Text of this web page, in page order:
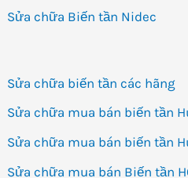
Sửa chữa Biến tần Nidec
Sửa chữa biến tần các hãng
Sửa chữa mua bán biến tần
Sửa chữa mua bán biến tần
Sửa chữa mua bán Biến tần